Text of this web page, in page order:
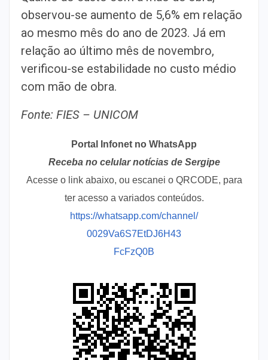
observou-se aumento de 5,6% em relação
ao mesmo mês do ano de 2023. Já em
relação ao último mês de novembro,
verificou-se estabilidade no custo médio
com mão de obra.
Fonte: FIES – UNICOM
Portal Infonet no WhatsApp
Receba no celular notícias de Sergipe
Acesse o link abaixo, ou escanei o QRCODE, para
ter acesso a variados conteúdos.
https://whatsapp.com/channel/
0029Va6S7EtDJ6H43
FcFzQ0B